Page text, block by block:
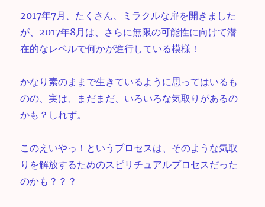
2017年7月、たくさん、ミラクルな扉を開きました
が、2017年8月は、さらに無限の可能性に向けて潜
在的なレベルで何かが進行している模様！
かなり素のままで生きているように思ってはいるも
のの、実は、まだまだ、いろいろな気取りがあるの
かも？しれず。
このえいやっ！というプロセスは、そのような気取
りを解放するためのスピリチュアルプロセスだった
のかも？？？